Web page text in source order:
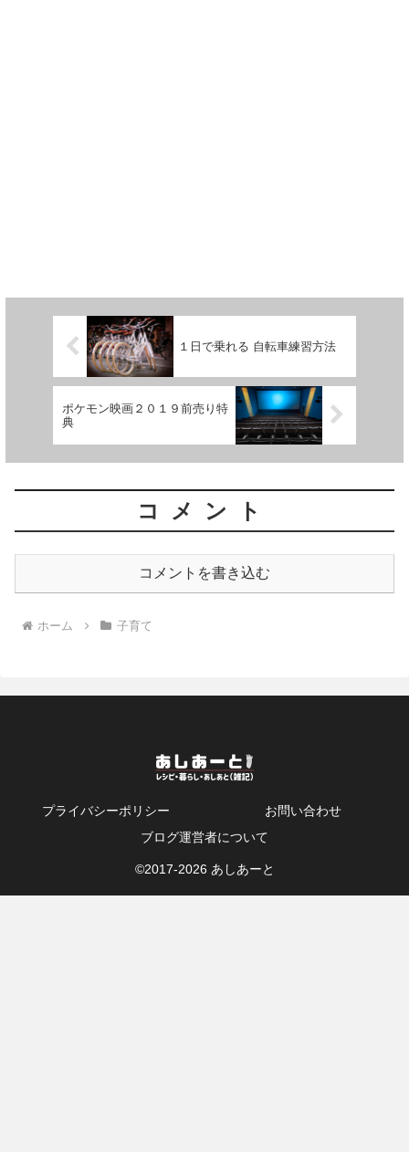
１日で乗れる 自転車練習方法
ポケモン映画２０１９前売り特
典
コメント
コメントを書き込む
ホーム 子育て
プライバシーポリシー
お問い合わせ
ブログ運営者について
©2017-2026 あしあーと